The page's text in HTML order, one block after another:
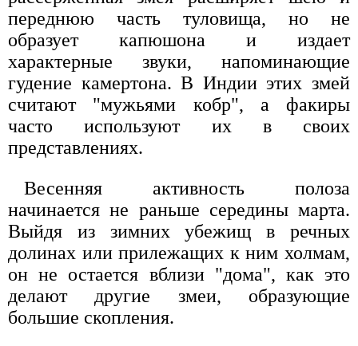
переднюю часть туловища, но не
образует капюшона и издает
характерные звуки, напоминающие
гудение камертона. В Индии этих змей
считают "мужьями кобр", а факиры
часто используют их в своих
представлениях.
Весенняя активность полоза
начинается не раньше середины марта.
Выйдя из зимних убежищ в речных
долинах или прилежащих к ним холмам,
он не остается вблизи "дома", как это
делают другие змеи, образующие
большие скопления.